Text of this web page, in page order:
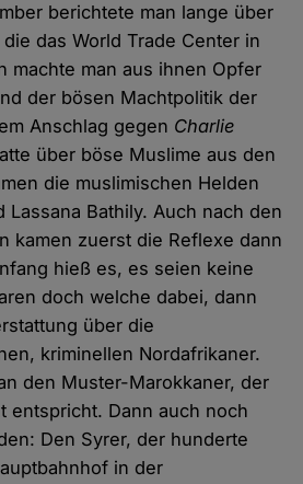
berichtete man lange über
das World Trade Center in
machte man aus ihnen Opfer
der bösen Machtpolitik der
Anschlag gegen Charlie
über böse Muslime aus den
die muslimischen Helden
Lassana Bathily. Auch nach den
kamen zuerst die Reflexe dann
hieß es, es seien keine
doch welche dabei, dann
über die
kriminellen Nordafrikaner.
den Muster-Marokkaner, der
entspricht. Dann auch noch
Den Syrer, der hunderte
in der